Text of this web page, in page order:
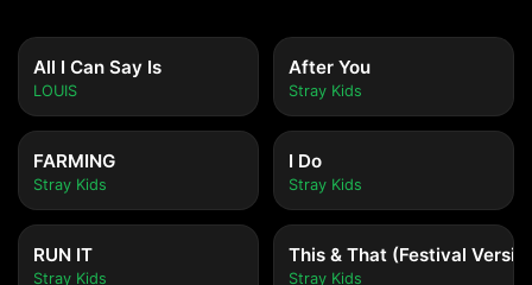
All I Can Say Is
LOUIS
After You
Stray Kids
FARMING
Stray Kids
I Do
Stray Kids
RUN IT
Stray Kids
This & That (Festival
Stray Kids